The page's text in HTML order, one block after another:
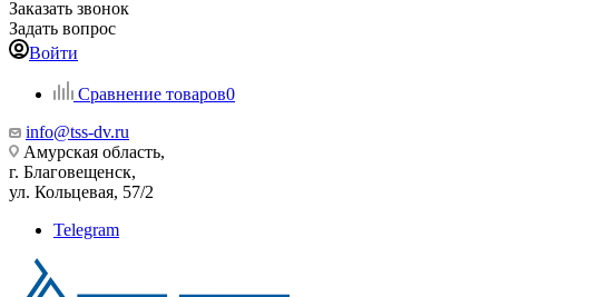
Заказать звонок
Задать вопрос
Войти
Сравнение товаров0
info@tss-dv.ru
Амурская область,
г. Благовещенск,
ул. Кольцевая, 57/2
Telegram